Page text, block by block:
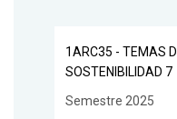
1ARC35 - TEMAS
SOSTENIBILIDAD 7
Semestre 2025